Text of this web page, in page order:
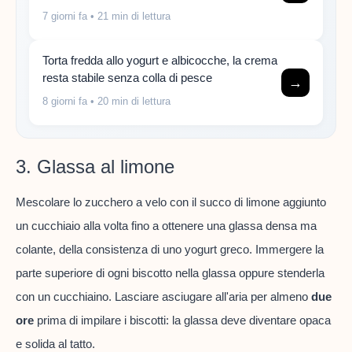
7 giorni fa • 21 min di lettura
Torta fredda allo yogurt e albicocche, la crema
resta stabile senza colla di pesce
8 giorni fa • 20 min di lettura
→
3. Glassa al limone
Mescolare lo zucchero a velo con il succo di limone aggiunto
un cucchiaio alla volta fino a ottenere una glassa densa ma
colante, della consistenza di uno yogurt greco. Immergere la
parte superiore di ogni biscotto nella glassa oppure stenderla
con un cucchiaino. Lasciare asciugare all'aria per almeno due
ore prima di impilare i biscotti: la glassa deve diventare opaca
e solida al tatto.